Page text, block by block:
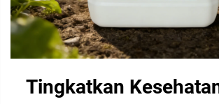
Tingkatkan